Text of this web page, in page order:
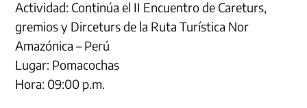
Actividad: Continúa el II Encuentro de Careturs,
gremios y Dirceturs de la Ruta Turística Nor
Amazónica – Perú
Lugar: Pomacochas
Hora: 09:00 p.m.